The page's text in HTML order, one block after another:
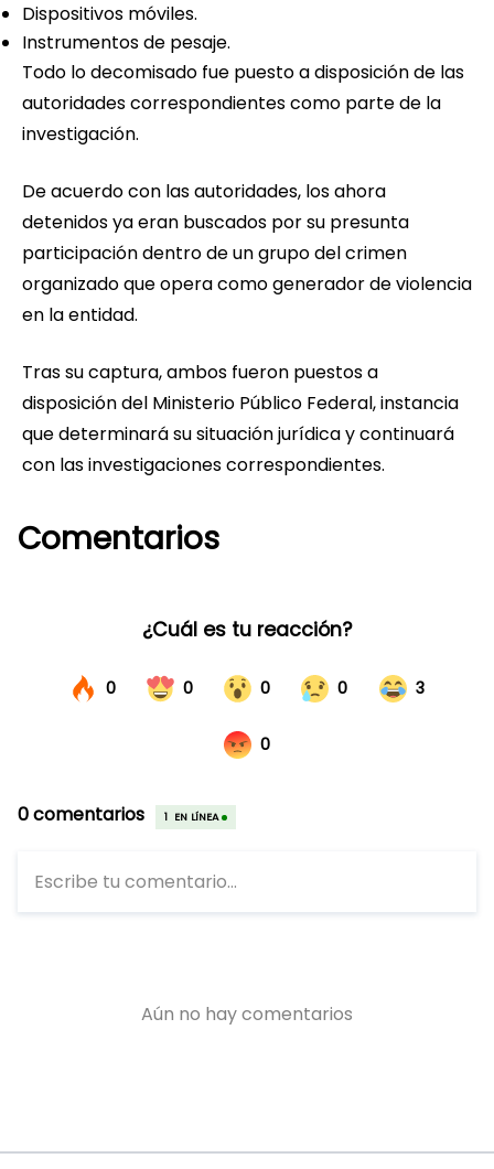
Dispositivos móviles.
Instrumentos de pesaje.
Todo lo decomisado fue puesto a disposición de las
autoridades correspondientes como parte de la
investigación.
De acuerdo con las autoridades, los ahora
detenidos ya eran buscados por su presunta
participación dentro de un grupo del crimen
organizado que opera como generador de violencia
en la entidad.
Tras su captura, ambos fueron puestos a
disposición del Ministerio Público Federal, instancia
que determinará su situación jurídica y continuará
con las investigaciones correspondientes.
Comentarios